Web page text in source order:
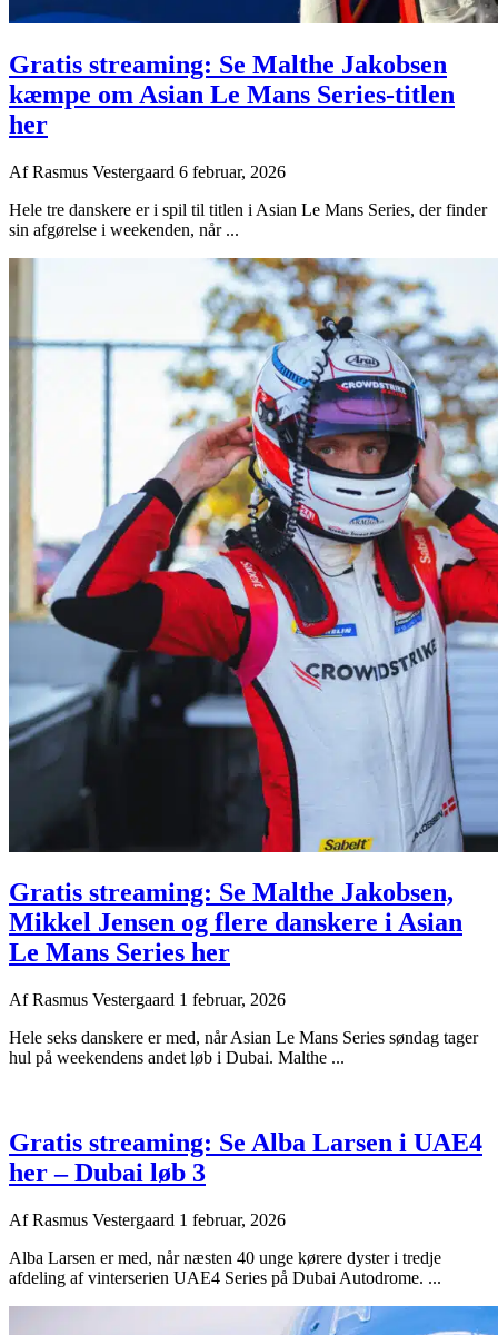
Gratis streaming: Se Malthe Jakobsen
kæmpe om Asian Le Mans Series-titlen
her
AfRasmus Vestergaard 6 februar, 2026
Hele tre danskere er i spil til titlen i Asian Le Mans Series, der finder
sin afgørelse i weekenden, når ...
Gratis streaming: Se Malthe Jakobsen,
Mikkel Jensen og flere danskere i Asian
Le Mans Series her
AfRasmus Vestergaard 1 februar, 2026
Hele seks danskere er med, når Asian Le Mans Series søndag tager
hul på weekendens andet løb i Dubai. Malthe ...
Gratis streaming: Se Alba Larsen i UAE4
her – Dubai løb 3
AfRasmus Vestergaard 1 februar, 2026
Alba Larsen er med, når næsten 40 unge kørere dyster i tredje
afdeling af vinterserien UAE4 Series på Dubai Autodrome. ...